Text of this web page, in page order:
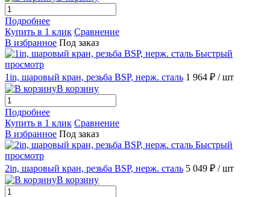
Подробнее
Купить в 1 клик Сравнение
В избранное Под заказ
Быстрый
просмотр
1in, шаровый кран, резьба BSP, нерж. сталь 1 964 ₽ / шт
В корзину
Подробнее
Купить в 1 клик Сравнение
В избранное Под заказ
Быстрый
просмотр
2in, шаровый кран, резьба BSP, нерж. сталь 5 049 ₽ / шт
В корзину